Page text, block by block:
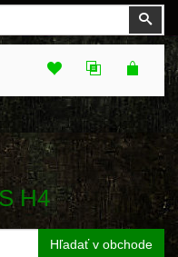
H4
Hľadať v obchode